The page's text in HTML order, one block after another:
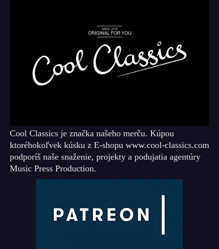
Cool Classics je značka našeho merču. Kúpou
ktoréhokoľvek kúsku z E-shopu www.cool-classics.com
podporíš naše snaženie, projekty a podujatia agentúry
Music Press Production.